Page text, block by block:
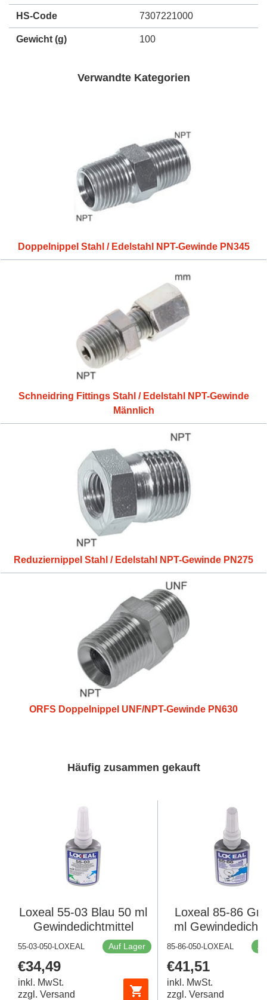
HS-Code 7307221000
Gewicht (g) 100
Verwandte Kategorien
Doppelnippel Stahl / Edelstahl NPT-Gewinde PN345
Schneidring Fittings Stahl / Edelstahl NPT-Gewinde
Männlich
Reduziernippel Stahl / Edelstahl NPT-Gewinde PN275
ORFS Doppelnippel UNF/NPT-Gewinde PN630
Häufig zusammen gekauft
Loxeal 55-03 Blau 50 ml
Gewindedichtmittel
55-03-050-LOXEAL Auf Lager
Regulärer
Preis
€34,49
inkl. MwSt.
zzgl. Versand
Loxeal 85-86
ml
85-86-050-LOXEAL
Regulärer
Preis
€41,51
inkl. MwSt.
zzgl. Versand